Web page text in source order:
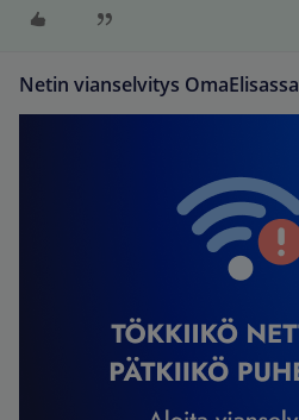
Netin vianselvitys OmaElisassa